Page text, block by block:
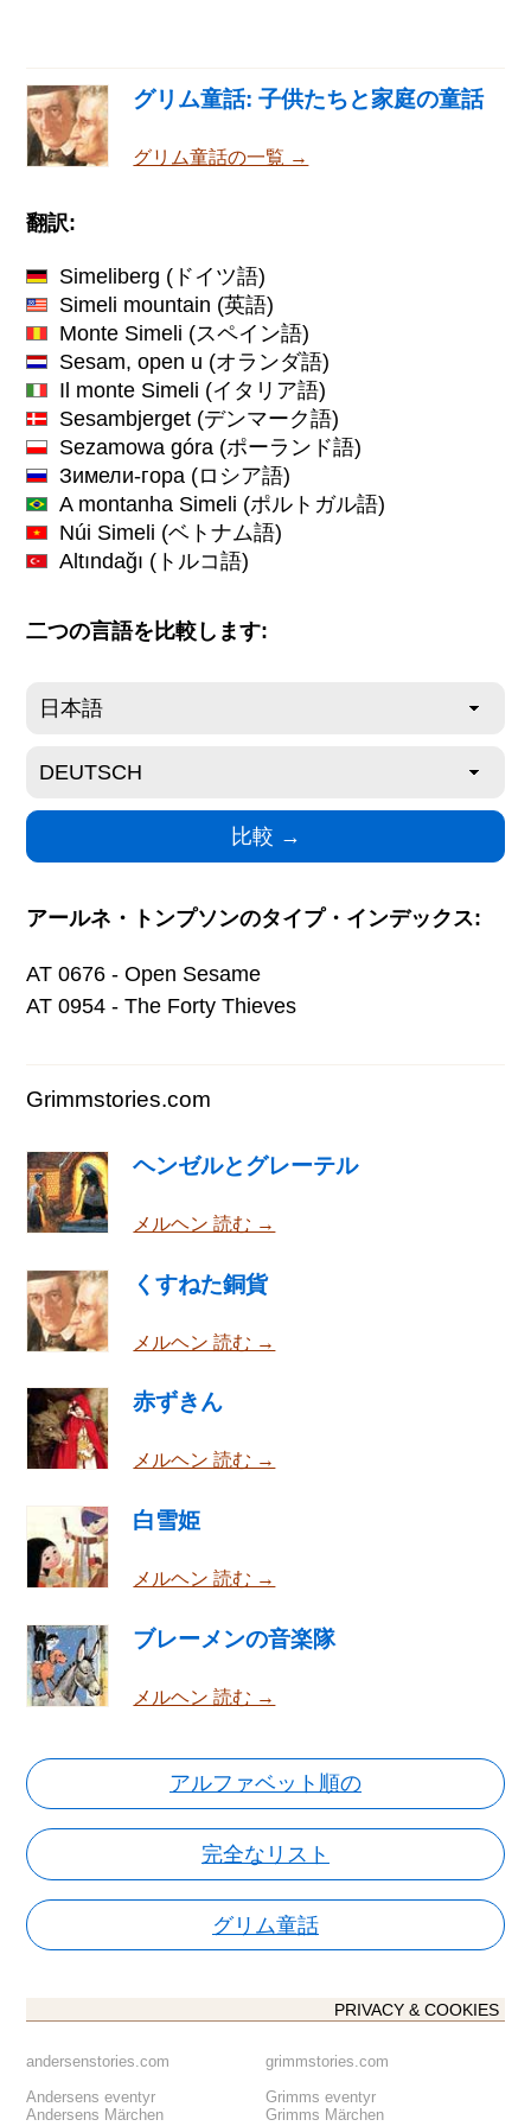
グリム童話: 子供たちと家庭の童話
グリム童話の一覧 →
翻訳:
Simeliberg (ドイツ語)
Simeli mountain (英語)
Monte Simeli (スペイン語)
Sesam, open u (オランダ語)
Il monte Simeli (イタリア語)
Sesambjerget (デンマーク語)
Sezamowa góra (ポーランド語)
Зимели-гора (ロシア語)
A montanha Simeli (ポルトガル語)
Núi Simeli (ベトナム語)
Altındağı (トルコ語)
二つの言語を比較します:
アールネ・トンプソンのタイプ・インデックス:
AT 0676 - Open Sesame
AT 0954 - The Forty Thieves
Grimmstories.com
ヘンゼルとグレーテル
メルヘン 読む →
くすねた銅貨
メルヘン 読む →
赤ずきん
メルヘン 読む →
白雪姫
メルヘン 読む →
ブレーメンの音楽隊
メルヘン 読む →
アルファベット順の
完全なリスト
グリム童話
PRIVACY & COOKIES
andersenstories.com
Andersens eventyr
Andersens Märchen
grimmstories.com
Grimms eventyr
Grimms Märchen